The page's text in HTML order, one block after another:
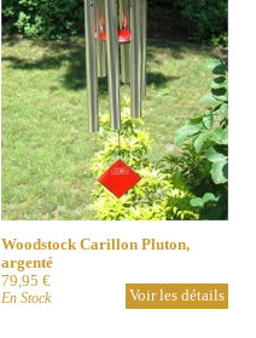
Woodstock Carillon Pluton,
argenté
79,95 €
En Stock Voir les détails